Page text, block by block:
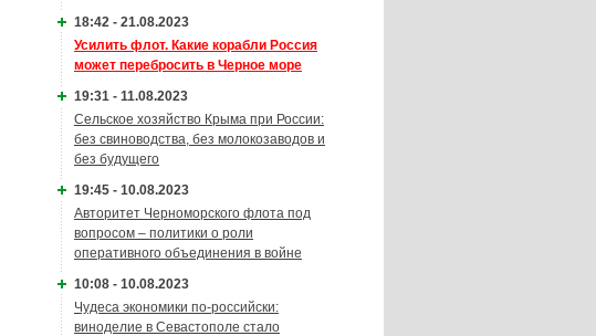
18:42 - 21.08.2023
Усилить флот. Какие корабли Россия
может перебросить в Черное море
19:31 - 11.08.2023
Сельское хозяйство Крыма при России:
без свиноводства, без молокозаводов и
без будущего
19:45 - 10.08.2023
Авторитет Черноморского флота под
вопросом – политики о роли
оперативного объединения в войне
10:08 - 10.08.2023
Чудеса экономики по-российски:
виноделие в Севастополе стало